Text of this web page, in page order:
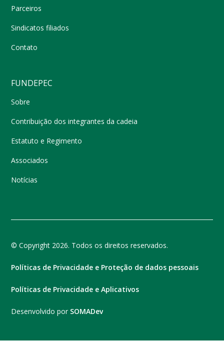
Parceiros
Sindicatos filiados
Contato
FUNDEPEC
Sobre
Contribuição dos integrantes da cadeia
Estatuto e Regimento
Associados
Notícias
© Copyright 2026. Todos os direitos reservados.
Políticas de Privacidade e Proteção de dados pessoais
Políticas de Privacidade e Aplicativos
Desenvolvido por SOMADev